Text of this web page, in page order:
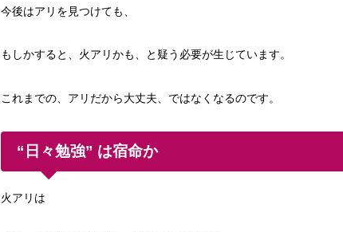
今後はアリを見つけても、
もしかすると、火アリかも、と疑う必要が生じています。
これまでの、アリだから大丈夫、ではなくなるのです。
“日々勉強” は宿命か
火アリは